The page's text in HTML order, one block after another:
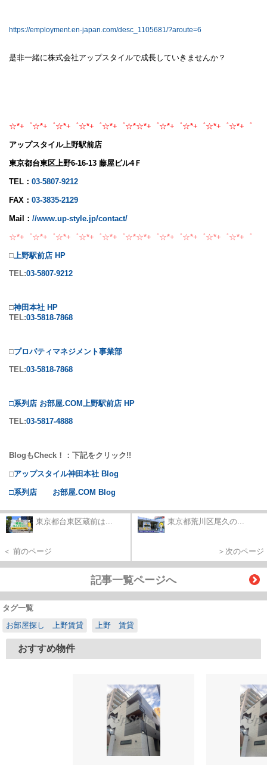
https://employment.en-japan.com/desc_1105681/?aroute=6
是非一緒に株式会社アップスタイルで成長していきませんか？
☆*+゜☆*+゜☆*+゜☆*+゜☆*+゜☆*☆*+゜☆*+゜☆*+゜☆*+゜☆*+゜
アップスタイル上野駅前店
東京都台東区上野6-16-13 藤屋ビル4Ｆ
TEL： 03-5807-9212
FAX： 03-3835-2129
Mail： //www.up-style.jp/contact/
☆*+゜☆*+゜☆*+゜☆*+゜☆*+゜☆*☆*+゜☆*+゜☆*+゜☆*+゜☆*+゜
□ 上野駅前店 HP
TEL:03-5807-9212
□神田本社 HP
TEL:03-5818-7868
□プロパティマネジメント事業部
TEL:03-5818-7868
□系列店 お部屋.COM上野駅前店 HP
TEL:03-5817-4888
BlogもCheck！：下記をクリック!!
□アップスタイル神田本社 Blog
□系列店 お部屋.COM Blog
東京都台東区蔵前は...
＜ 前のページ
東京都荒川区尾久の...
＞次のページ
記事一覧ページへ
タグ一覧
お部屋探し 上野賃貸
上野 賃貸
おすすめ物件